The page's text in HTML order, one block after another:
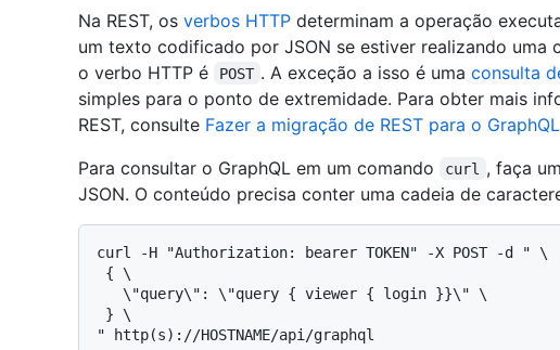
Na REST, os verbos HTTP determinam a operação
um texto codificado por JSON se estiver realizando uma
o verbo HTTP é
POST . A exceção a isso é uma consulta
simples para o ponto de extremidade. Para obter mais
REST, consulte Fazer a migração de REST para o GraphQL
Para consultar o GraphQL em um comando
curl , faça
JSON. O conteúdo precisa conter uma cadeia de
curl -H "Authorization: bearer TOKEN" -X POST -d " \